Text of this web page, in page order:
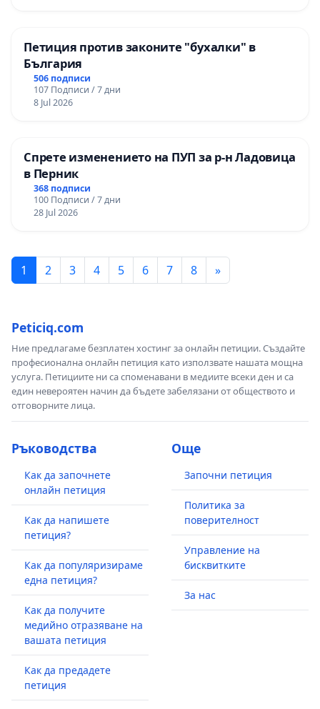
Петиция против законите "бухалки" в
България
506 подписи
107 Подписи / 7 дни
8 Jul 2026
Спрете изменението на ПУП за р-н Ладовица
в Перник
368 подписи
100 Подписи / 7 дни
28 Jul 2026
1 2 3 4 5 6 7 8 »
Peticiq.com
Ние предлагаме безплатен хостинг за онлайн петиции. Създайте
професионална онлайн петиция като използвате нашата мощна
услуга. Петициите ни са споменавани в медиите всеки ден и са
един невероятен начин да бъдете забелязани от обществото и
отговорните лица.
Ръководства
Как да започнете
онлайн петиция
Как да напишете
петиция?
Как да популяризираме
една петиция?
Как да получите
медийно отразяване на
вашата петиция
Как да предадете
петиция
Още
Започни петиция
Политика за
поверителност
Управление на
бисквитките
За нас